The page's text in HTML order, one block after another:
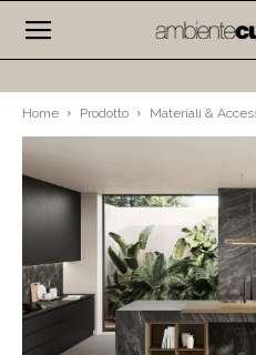
Home Prodotto Materiali &